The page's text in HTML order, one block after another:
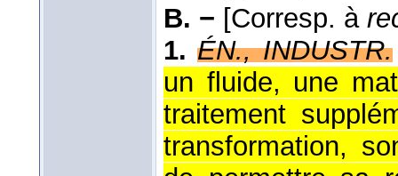
B. − [Corresp. à
1. ÉN., INDUSTR.
un fluide, une
traitement
transformation,